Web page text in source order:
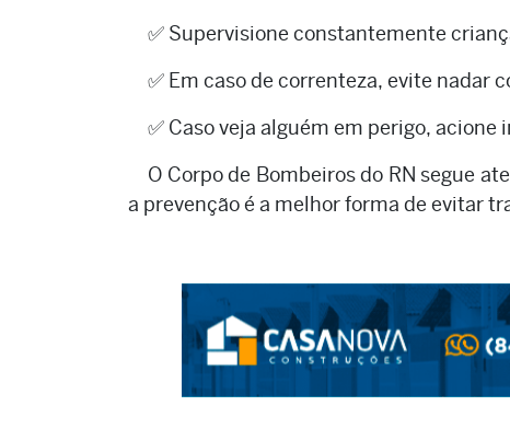
✅ Supervisione constantemente
✅ Em caso de correnteza, evite nadar
✅ Caso veja alguém em perigo,
O Corpo de Bombeiros do RN segue
a prevenção é a melhor forma de evitar